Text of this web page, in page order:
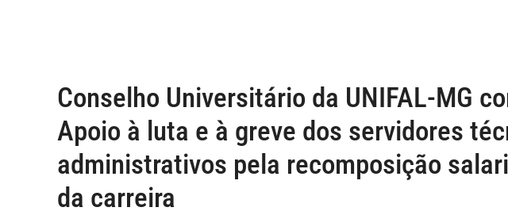
Conselho Universitário da UNIFAL-MG
Apoio à luta e à greve dos servidores
administrativos pela recomposição
da carreira